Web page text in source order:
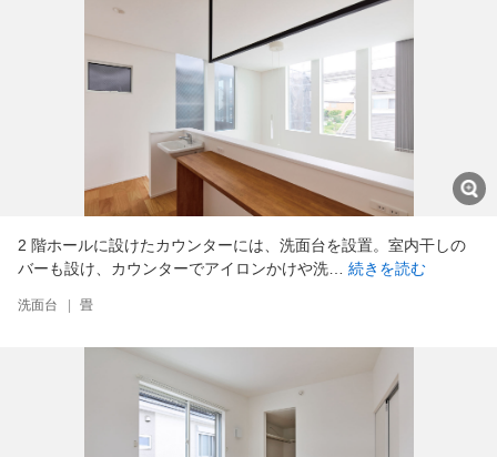
2 階ホールに設けたカウンターには、洗面台を設置。室内干しの
バーも設け、カウンターでアイロンかけや洗… 続きを読む
洗面台 畳